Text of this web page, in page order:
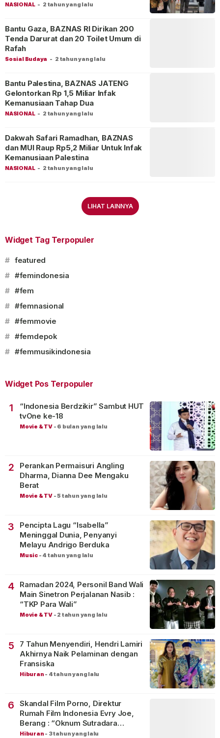
NASIONAL - 2 tahun yang lalu
Azhar
Sosial Budaya - 2 tahun yang lalu
Bantu Gaza, BAZNAS RI Dirikan 200
Tenda Darurat dan 20 Toilet Umum di
Rafah
NASIONAL - 2 tahun yang lalu
Bantu Palestina, BAZNAS JATENG
Gelontorkan Rp 1,5 Miliar Infak
Kemanusiaan Tahap Dua
NASIONAL - 2 tahun yang lalu
Dakwah Safari Ramadhan, BAZNAS
dan MUI Raup Rp5,2 Miliar Untuk Infak
Kemanusiaan Palestina
LIHAT LAINNYA
Widget Tag Terpopuler
# featured
# #femindonesia
# #fem
# #femnasional
# #femmovie
# #femdepok
# #femmusikindonesia
Widget Pos Terpopuler
1
“Indonesia Berdzikir” Sambut HUT
tvOne ke-18
Movie & TV - 6 bulan yang lalu
2
Perankan Permaisuri Angling
Dharma, Dianna Dee Mengaku
Berat
Movie & TV -5 tahun yang lalu
3
Pencipta Lagu “Isabella”
Meninggal Dunia, Penyanyi
Melayu Andrigo Berduka
Music - 4 tahun yang lalu
4
Ramadan 2024, Personil Band Wali
Main Sinetron Perjalanan Nasib :
“TKP Para Wali”
Movie & TV - 2 tahun yang lalu
5
7 Tahun Menyendiri, Hendri Lamiri
Akhirnya Naik Pelaminan dengan
Fransiska
Hiburan - 4 tahun yang lalu
6
Skandal Film Porno, Direktur
Rumah Film Indonesia Evry Joe,
Berang : “Oknum Sutradara
Merusak Perfilman Indonesia”!
Hiburan - 3 tahun yang lalu